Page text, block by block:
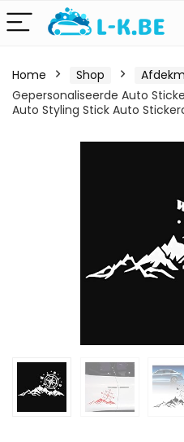
Home Shop
Gepersonaliseerde Auto
Auto Styling Stick Auto